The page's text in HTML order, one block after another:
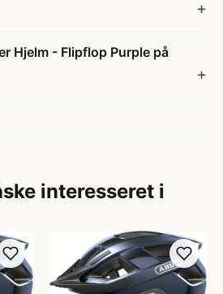
Hjelm - Flipflop Purple på
interesseret i